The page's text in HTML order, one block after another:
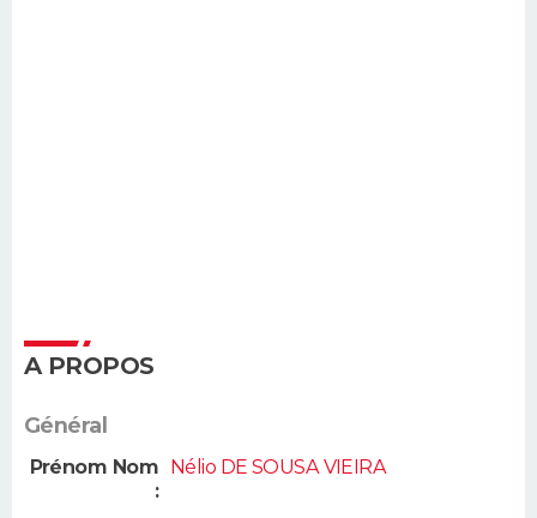
A PROPOS
Général
Prénom Nom
:
Nélio DE SOUSA VIEIRA